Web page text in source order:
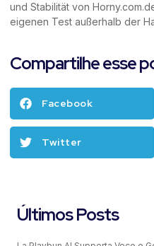
und Stabilität von
eigenen Test außerhalb der
Compartilhe esse
Facebook
Twitter
Últimos Posts